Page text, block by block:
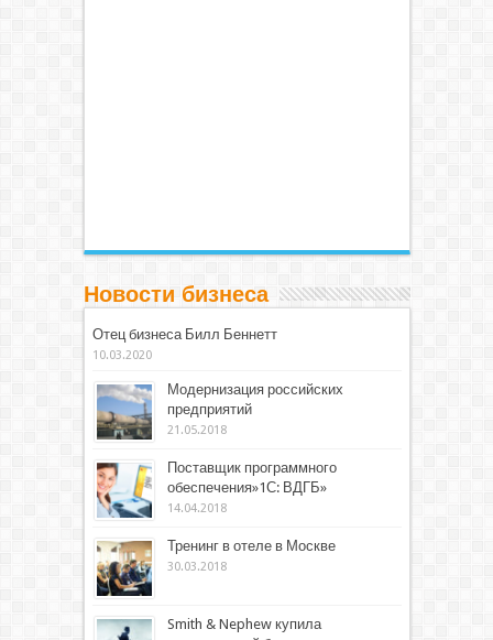
Новости бизнеса
Отец бизнеса Билл Беннетт
10.03.2020
Модернизация российских
предприятий
21.05.2018
Поставщик программного
обеспечения»1С: ВДГБ»
14.04.2018
Тренинг в отеле в Москве
30.03.2018
Smith & Nephew купила